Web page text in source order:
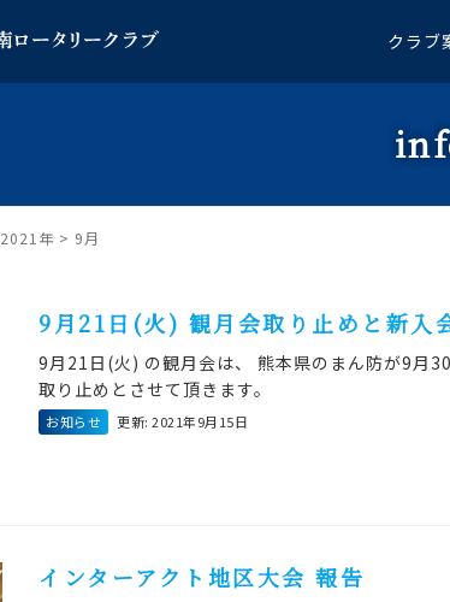
クラブ
2021年 > 9月
9月21日(火) 観月会取り止めと新入
9月21日(火) の観月会は、 熊本県のまん防が9月
取り止めとさせて頂きます。
お知らせ 更新: 2021年9月15日
インターアクト地区大会 報告